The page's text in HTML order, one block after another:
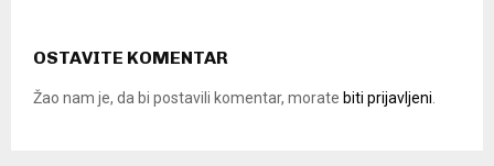
OSTAVITE KOMENTAR
Žao nam je, da bi postavili komentar, morate biti prijavljeni